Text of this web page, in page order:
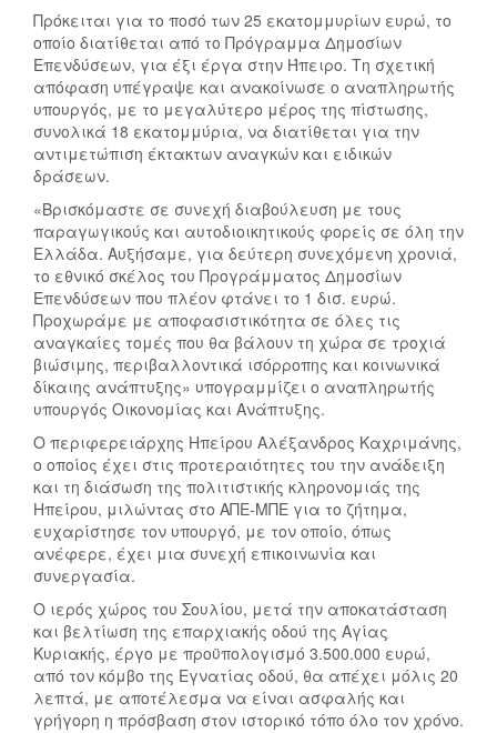
Πρόκειται για το ποσό των 25 εκατομμυρίων ευρώ, το
οποίο διατίθεται από το Πρόγραμμα Δημοσίων
Επενδύσεων, για έξι έργα στην Ήπειρο. Τη σχετική
απόφαση υπέγραψε και ανακοίνωσε ο αναπληρωτής
υπουργός, με το μεγαλύτερο μέρος της πίστωσης,
συνολικά 18 εκατομμύρια, να διατίθεται για την
αντιμετώπιση έκτακτων αναγκών και ειδικών
δράσεων.
«Βρισκόμαστε σε συνεχή διαβούλευση με τους
παραγωγικούς και αυτοδιοικητικούς φορείς σε όλη την
Ελλάδα. Αυξήσαμε, για δεύτερη συνεχόμενη χρονιά,
το εθνικό σκέλος του Προγράμματος Δημοσίων
Επενδύσεων που πλέον φτάνει το 1 δισ. ευρώ.
Προχωράμε με αποφασιστικότητα σε όλες τις
αναγκαίες τομές που θα βάλουν τη χώρα σε τροχιά
βιώσιμης, περιβαλλοντικά ισόρροπης και κοινωνικά
δίκαιης ανάπτυξης» υπογραμμίζει ο αναπληρωτής
υπουργός Οικονομίας και Ανάπτυξης.
Ο περιφερειάρχης Ηπείρου Αλέξανδρος Καχριμάνης,
ο οποίος έχει στις προτεραιότητες του την ανάδειξη
και τη διάσωση της πολιτιστικής κληρονομιάς της
Ηπείρου, μιλώντας στο ΑΠΕ-ΜΠΕ για το ζήτημα,
ευχαρίστησε τον υπουργό, με τον οποίο, όπως
ανέφερε, έχει μια συνεχή επικοινωνία και
συνεργασία.
Ο ιερός χώρος του Σουλίου, μετά την αποκατάσταση
και βελτίωση της επαρχιακής οδού της Αγίας
Κυριακής, έργο με προϋπολογισμό 3.500.000 ευρώ,
από τον κόμβο της Εγνατίας οδού, θα απέχει μόλις 20
λεπτά, με αποτέλεσμα να είναι ασφαλής και
γρήγορη η πρόσβαση στον ιστορικό τόπο όλο τον χρόνο.